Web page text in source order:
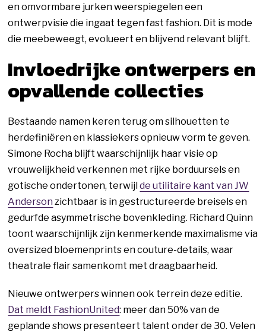
en omvormbare jurken weerspiegelen een
ontwerpvisie die ingaat tegen fast fashion. Dit is mode
die meebeweegt, evolueert en blijvend relevant blijft.
Invloedrijke ontwerpers en
opvallende collecties
Bestaande namen keren terug om silhouetten te
herdefiniëren en klassiekers opnieuw vorm te geven.
Simone Rocha blijft waarschijnlijk haar visie op
vrouwelijkheid verkennen met rijke borduursels en
gotische ondertonen, terwijlde utilitaire kant van JW
Anderson zichtbaar is in gestructureerde breisels en
gedurfde asymmetrische bovenkleding. Richard Quinn
toont waarschijnlijk zijn kenmerkende maximalisme via
oversized bloemenprints en couture-details, waar
theatrale flair samenkomt met draagbaarheid.
Nieuwe ontwerpers winnen ook terrein deze editie.
Dat meldt FashionUnited: meer dan 50% van de
geplande shows presenteert talent onder de 30. Velen